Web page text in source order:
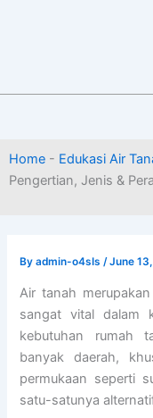
Home - Edukasi Air
Pengertian, Jenis &
Byadmin-o4sIs /June
Air tanah
sangat vital dalam
kebutuhan rumah
banyak daerah,
permukaan seperti
satu-satunya